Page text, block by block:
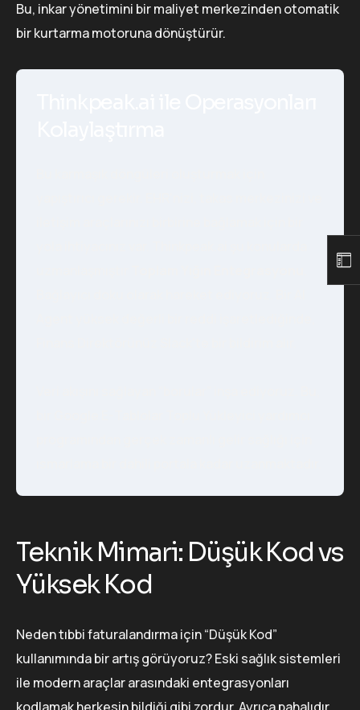
Bu, inkar yönetimini bir maliyet merkezinden otomatik
bir kurtarma motoruna dönüştürür.
Teknik Mimari: Düşük Kod vs
Yüksek Kod
Neden tıbbi faturalandırma için “Düşük Kod”
kullanımında bir artış görüyoruz? Eski sağlık sistemleri
ile modern araçlar arasındaki entegrasyonları
kodlamak herkesin bildiği gibi zordur. Ayrıca pahalıdır